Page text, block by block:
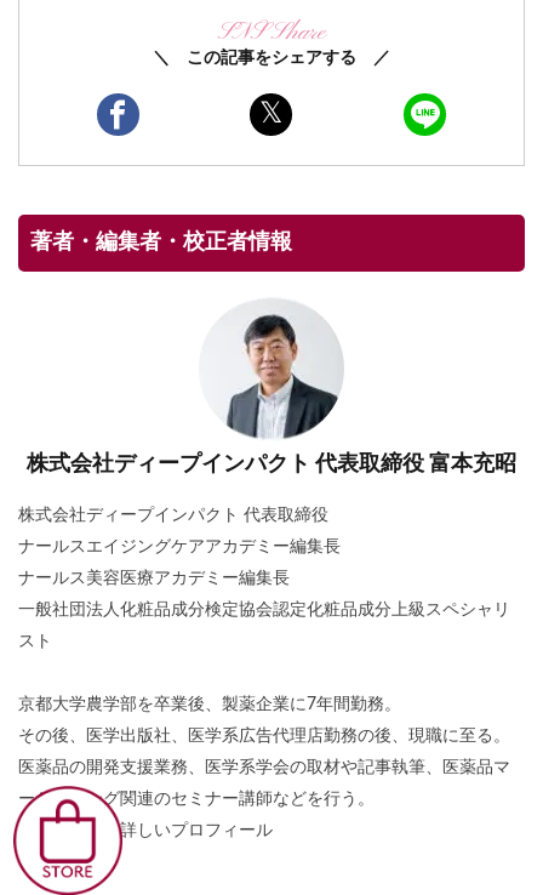
SNS Share
＼ この記事をシェアする ／
著者・編集者・校正者情報
株式会社ディープインパクト 代表取締役 富本充昭
株式会社ディープインパクト 代表取締役
ナールスエイジングケアアカデミー編集長
ナールス美容医療アカデミー編集長
一般社団法人化粧品成分検定協会認定化粧品成分上級スペシャリ
スト
京都大学農学部を卒業後、製薬企業に7年間勤務。
その後、医学出版社、医学系広告代理店勤務の後、現職に至る。
医薬品の開発支援業務、医学系学会の取材や記事執筆、医薬品マ
ーケティング関連のセミナー講師などを行う。
▶
富本充昭の詳しいプロフィール